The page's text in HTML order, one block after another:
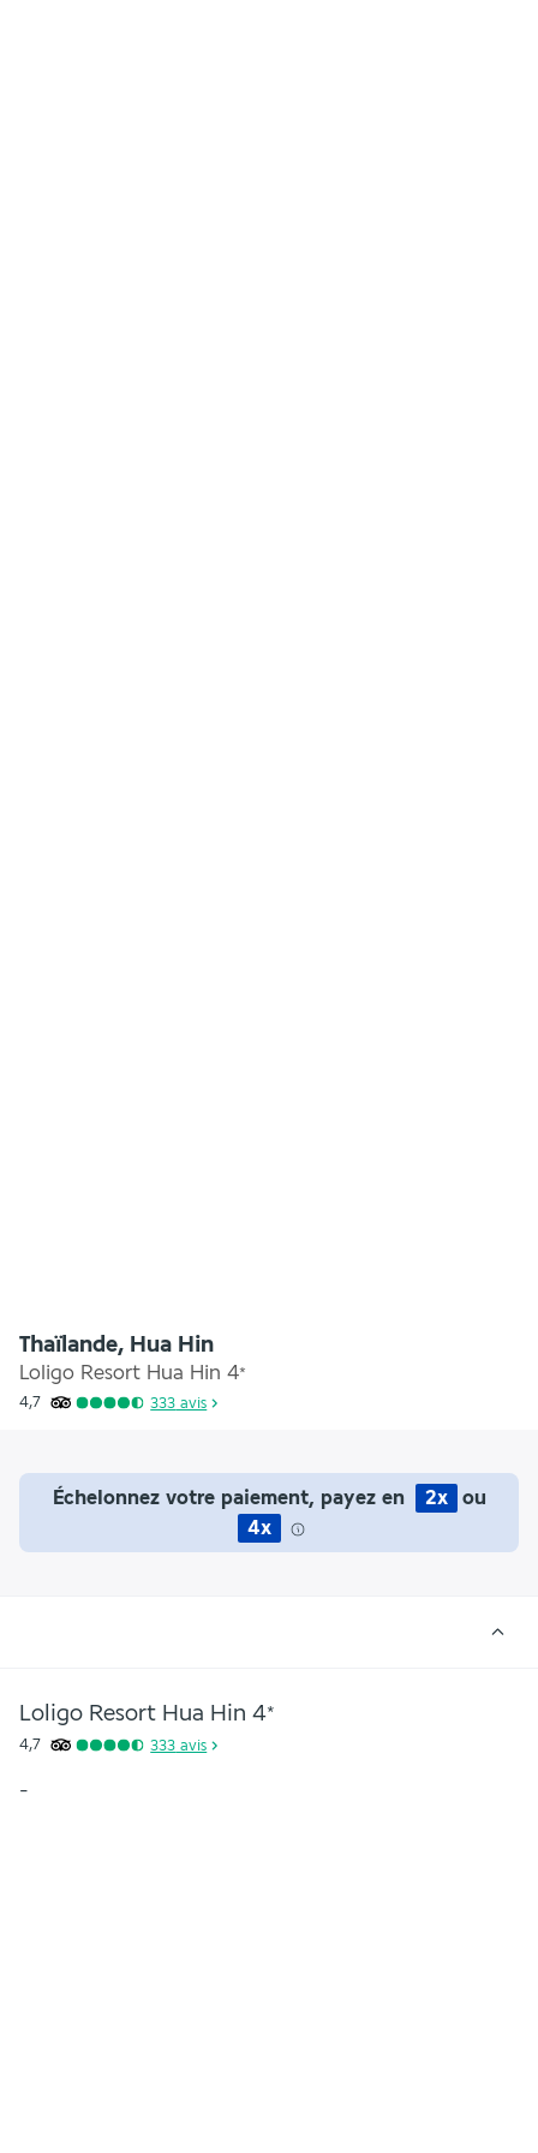
Thaïlande, Hua Hin
Loligo Resort Hua Hin 4*
4,7 333 avis
Échelonnez votre paiement, payez en 2x
ou
4x
Loligo Resort Hua Hin 4*
4,7 333 avis
-